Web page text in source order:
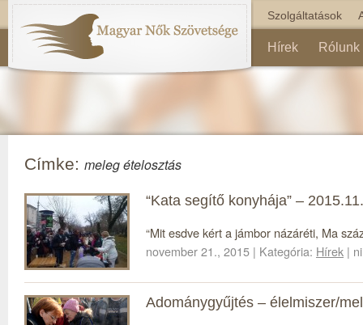
Szolgáltatások
Hírek Rólunk
Címke: meleg ételosztás
“Kata segítő konyhája” –
“Mit esdve kért a jámbor názáréti, Ma
november 21., 2015 | Kategória: Hírek |
Adománygyűjtés – élelmiszer/